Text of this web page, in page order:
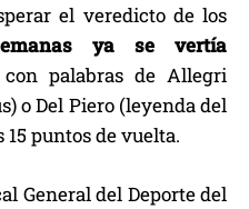
el veredicto de los
ya se vertía
palabras de Allegri
o Del Piero (leyenda del
puntos de vuelta.
General del Deporte del